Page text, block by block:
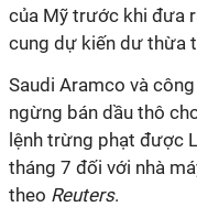
của Mỹ trước khi đưa
cung dự kiến dư thừa
Saudi Aramco và
ngừng bán dầu thô
lệnh trừng phạt được
tháng 7 đối với nhà
theo Reuters.